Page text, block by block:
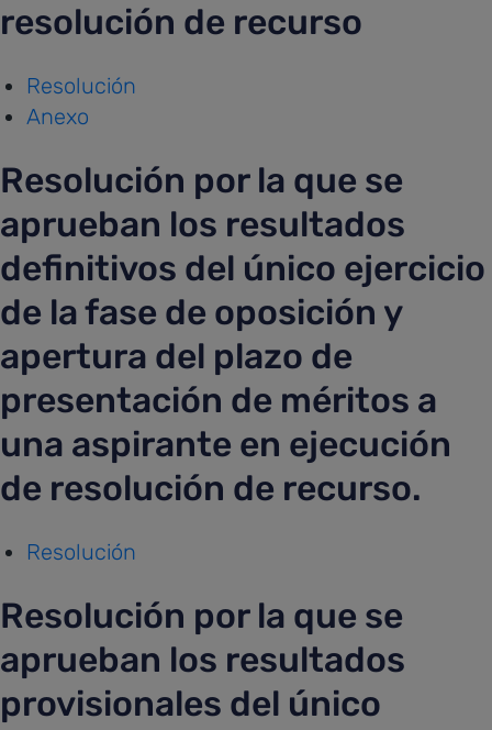
resolución de recurso
Resolución
Anexo
Resolución por la que se
aprueban los resultados
definitivos del único ejercicio
de la fase de oposición y
apertura del plazo de
presentación de méritos a
una aspirante en ejecución
de resolución de recurso.
Resolución
Resolución por la que se
aprueban los resultados
provisionales del único